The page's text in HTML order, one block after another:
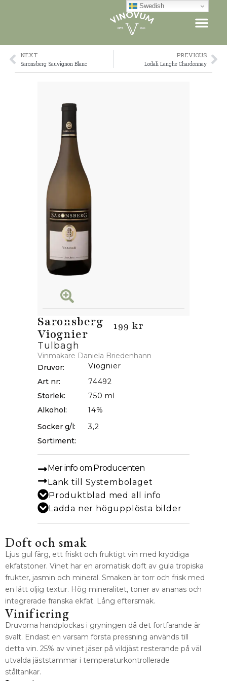
Prev
NEXT
Saronsberg Sauvignon Blanc
PREVIOUS
Lodali Langhe Chardonnay
Saronsberg
Viognier
199 kr
Tulbagh
Vinmakare Daniela Briedenhann
Druvor:
Viognier
Art nr:
74492
Storlek:
750 ml
Alkohol:
14%
Socker g/l:
3,2
Sortiment:
Mer info om Producenten
Länk till Systembolaget
Produktblad med all info
Ladda ner högupplösta bilder
Doft och smak
Ljus gul färg, ett friskt och fruktigt vin med kryddiga
ekfatstoner. Vinet har en aromatisk doft av gula tropiska
frukter, jasmin och mineral. Smaken är torr och frisk med
en lätt oljig textur. Hög mineralitet, toner av ananas och
integrerade franska ekfat. Lång eftersmak.
Vinifiering
Druvorna handplockas i gryningen då det fortfarande är
svalt. Endast en varsam första pressning används till
detta vin. 25% av vinet jäser på vildjäst resterande på väl
utvalda jäststammar i temperaturkontrollerade
ståltankar.
Swedish